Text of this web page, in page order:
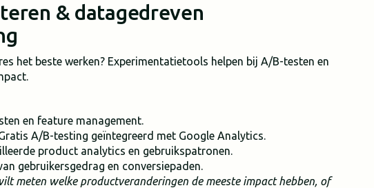
& datagedreven
het beste werken? Experimentatietools helpen bij A/B-testen en
en feature management.
A/B-testing geïntegreerd met Google Analytics.
product analytics en gebruikspatronen.
gebruikersgedrag en conversiepaden.
meten welke productveranderingen de meeste impact hebben, of